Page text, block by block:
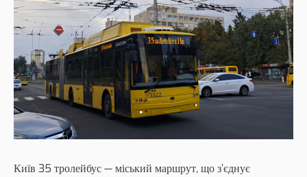
Київ 35 тролейбус — міський маршрут, що з’єднує